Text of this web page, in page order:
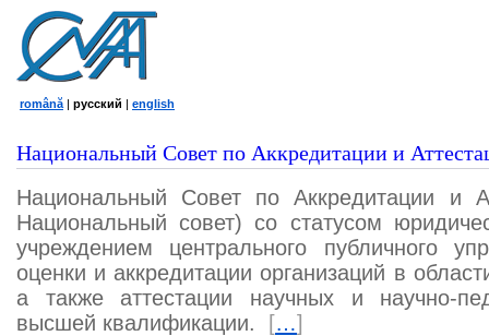
română | русский | english
Национальный Совет по Аккредитации и
Национальный Совет по Аккредитации и
Национальный совет) со статусом
учреждением центрального публичного
оценки и аккредитации организаций в
а также аттестации научных и научно-
высшей квалификации.
[…]